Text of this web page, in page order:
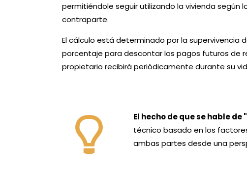
permitiéndole seguir utilizando la vivienda según
contraparte.
El cálculo está determinado por la supervivencia
porcentaje para descontar los pagos futuros de
propietario recibirá periódicamente durante su
El hecho de que se hable
técnico basado en los
ambas partes desde una